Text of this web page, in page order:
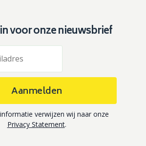
voor onze nieuwsbrief
Aanmelden
verwijzen wij naar onze
Privacy Statement.